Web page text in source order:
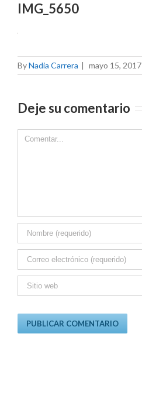
IMG_5650
ByNadia Carrera | mayo 15, 2017
Deje su comentario
Comment